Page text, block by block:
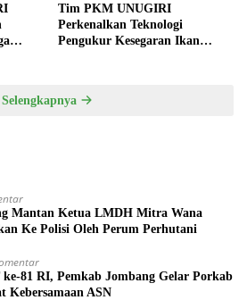
Tim PKM UNUGIRI
Perkenalkan Teknologi
Pengukur Kesegaran Ikan
Selengkapnya
Mantan Ketua LMDH Mitra Wana
Ke Polisi Oleh Perum Perhutani
81 RI, Pemkab Jombang Gelar Porkab
Kebersamaan ASN